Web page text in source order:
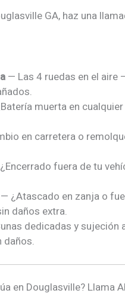
GA, haz una
— Las 4 ruedas en el aire
muerta en
en carretera o
fuera de tu
¿Atascado en zanja o
daños extra.
dedicadas y sujeción
daños.
en Douglasville? Llama